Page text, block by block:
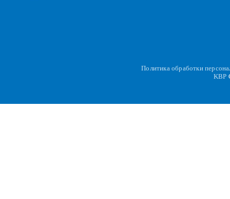
Политика обработки
KBP